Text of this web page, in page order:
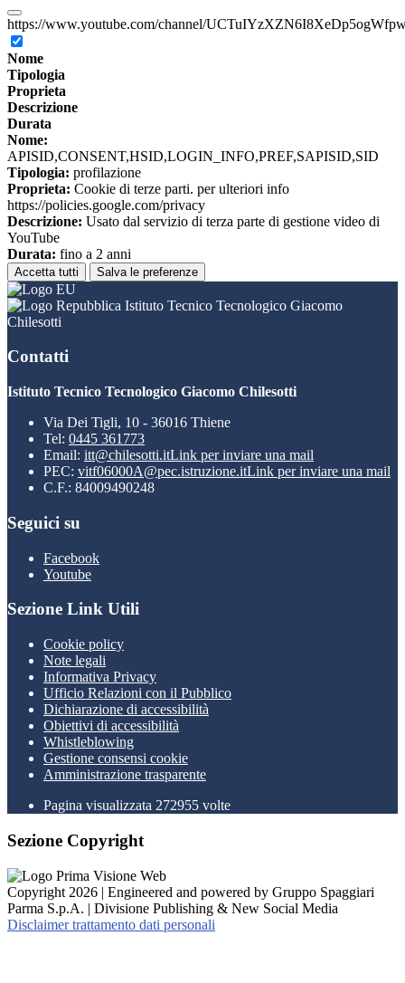
https://www.youtube.com/channel/
Nome
Tipologia
Proprieta
Descrizione
Durata
Nome:
APISID,CONSENT,HSID,LOGIN_INFO,PREF,SAPISID,SID
Tipologia: profilazione
Proprieta: Cookie di terze parti. per ulteriori info
https://policies.google.com/privacy
Descrizione: Usato dal servizio di terza parte di gestione video di
YouTube
Durata: fino a 2 anni
Accetta tutti Salva le preferenze
Istituto Tecnico Tecnologico Giacomo
Chilesotti
Contatti
Istituto Tecnico Tecnologico Giacomo Chilesotti
Via Dei Tigli, 10 - 36016 Thiene
Tel: 0445 361773
Email: itt@chilesotti.itLink per inviare una mail
PEC: vitf06000A@pec.istruzione.itLink per inviare una mail
C.F.: 84009490248
Seguici su
Facebook
Youtube
Sezione Link Utili
Cookie policy
Note legali
Informativa Privacy
Ufficio Relazioni con il Pubblico
Dichiarazione di accessibilità
Obiettivi di accessibilità
Whistleblowing
Gestione consensi cookie
Amministrazione trasparente
Pagina visualizzata 272955 volte
Sezione Copyright
Copyright 2026 | Engineered and powered by Gruppo Spaggiari
Parma S.p.A. | Divisione Publishing & New Social Media
Disclaimer trattamento dati personali